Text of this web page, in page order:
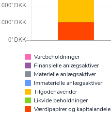
Varebeholdninger
Finansielle anlægsaktiver
Materielle anlægsaktiver
Immaterielle anlægsaktiver
Tilgodehavender
Likvide beholdninger
Værdipapirer og kapitalandele